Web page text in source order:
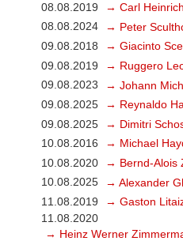
08.08.2019
→ Carl
08.08.2024
→ Peter
09.08.2018
→ Giacinto
09.08.2019
→ Ruggero
09.08.2023
→ Johann
09.08.2025
→ Reynaldo
09.08.2025
→ Dimitri
10.08.2016
→ Michael
10.08.2020
→ Bernd-Alois
10.08.2025
→ Alexander
11.08.2019
→ Gaston
11.08.2020
→ Heinz Werner